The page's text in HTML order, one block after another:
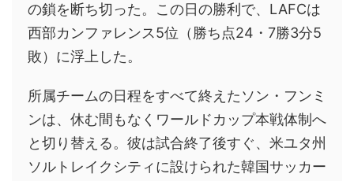
の鎖を断ち切った。この日の勝利で、LAFCは
西部カンファレンス5位（勝ち点24・7勝3分5
敗）に浮上した。
所属チームの日程をすべて終えたソン・フンミ
ンは、休む間もなくワールドカップ本戦体制へ
と切り替える。彼は試合終了後すぐ、米ユタ州
ソルトレイクシティに設けられた韓国サッカー